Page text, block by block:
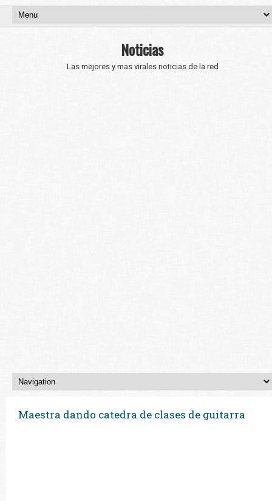
Noticias
Las mejores y mas virales noticias de la red
Maestra dando catedra de clases de guitarra